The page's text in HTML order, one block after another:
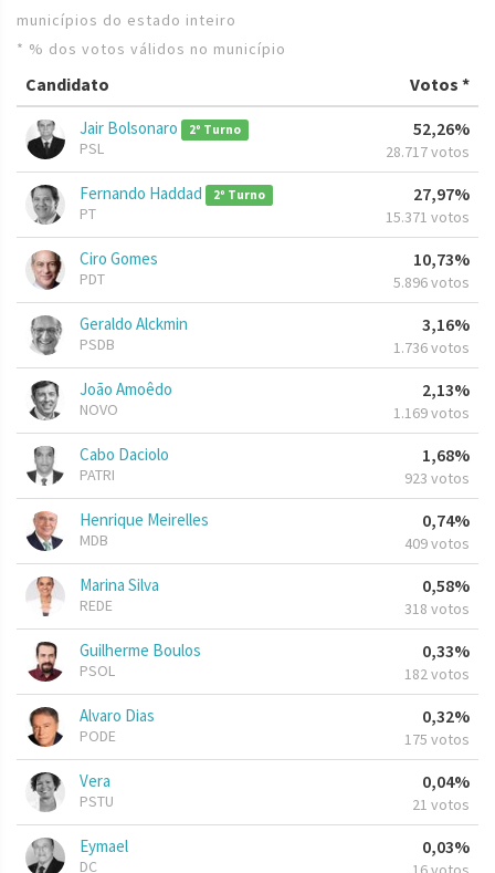
municípios do estado inteiro
* % dos votos válidos no município
Candidato Votos *
Jair Bolsonaro 2º Turno
PSL
52,26%
28.717 votos
Fernando Haddad 2º Turno
PT
27,97%
15.371 votos
Ciro Gomes
PDT
10,73%
5.896 votos
Geraldo Alckmin
PSDB
3,16%
1.736 votos
João Amoêdo
NOVO
2,13%
1.169 votos
Cabo Daciolo
PATRI
1,68%
923 votos
Henrique Meirelles
MDB
0,74%
409 votos
Marina Silva
REDE
0,58%
318 votos
Guilherme Boulos
PSOL
0,33%
182 votos
Alvaro Dias
PODE
0,32%
175 votos
Vera
PSTU
0,04%
21 votos
Eymael
DC
0,03%